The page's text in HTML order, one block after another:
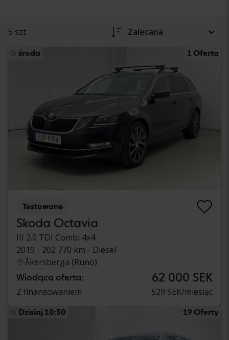
5 szt Zalecana
środa 1 Oferta
Testowane
Skoda Octavia
III 2.0 TDI Combi 4x4
2019
202 770 km
Diesel
Åkersberga (Runö)
Wiodąca oferta: 62 000 SEK
Z finansowaniem 529 SEK/miesiąc
Dzisiaj 10:30 19 Oferty